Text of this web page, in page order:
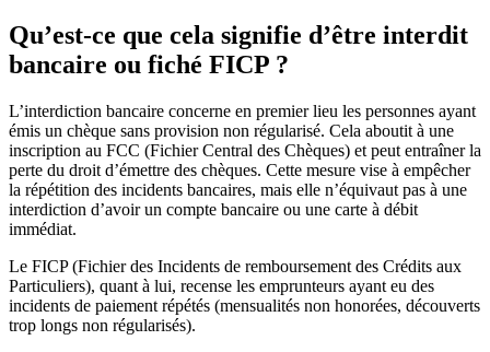
Qu’est-ce que cela signifie d’être interdit
bancaire ou fiché FICP ?
L’interdiction bancaire concerne en premier lieu les personnes ayant
émis un chèque sans provision non régularisé. Cela aboutit à une
inscription au FCC (Fichier Central des Chèques) et peut entraîner la
perte du droit d’émettre des chèques. Cette mesure vise à empêcher
la répétition des incidents bancaires, mais elle n’équivaut pas à une
interdiction d’avoir un compte bancaire ou une carte à débit
immédiat.
Le FICP (Fichier des Incidents de remboursement des Crédits aux
Particuliers), quant à lui, recense les emprunteurs ayant eu des
incidents de paiement répétés (mensualités non honorées, découverts
trop longs non régularisés).